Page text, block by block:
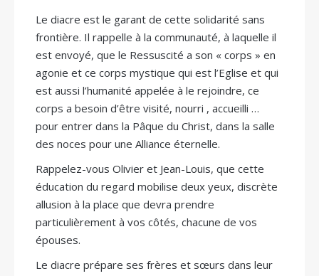
Le diacre est le garant de cette solidarité sans
frontière. Il rappelle à la communauté, à laquelle il
est envoyé, que le Ressuscité a son « corps » en
agonie et ce corps mystique qui est l’Eglise et qui
est aussi l’humanité appelée à le rejoindre, ce
corps a besoin d’être visité, nourri , accueilli …
pour entrer dans la Pâque du Christ, dans la salle
des noces pour une Alliance éternelle.
Rappelez-vous Olivier et Jean-Louis, que cette
éducation du regard mobilise deux yeux, discrète
allusion à la place que devra prendre
particulièrement à vos côtés, chacune de vos
épouses.
Le diacre prépare ses frères et sœurs dans leur